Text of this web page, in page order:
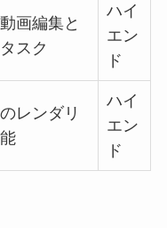
画編集と
スク
ハイ
エン
ド
レンダリ
ハイ
エン
ド